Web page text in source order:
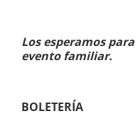
Los esperamos
evento familiar.
BOLETERÍA